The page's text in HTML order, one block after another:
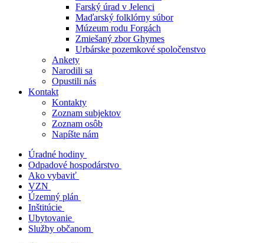
Farský úrad v Jelenci
Maďarský folklórny súbor
Múzeum rodu Forgách
Zmiešaný zbor Ghymes
Urbárske pozemkové spoločenstvo
Ankety
Narodili sa
Opustili nás
Kontakt
Kontakty
Zoznam subjektov
Zoznam osôb
Napíšte nám
Úradné hodiny
Odpadové hospodárstvo
Ako vybaviť
VZN
Územný plán
Inštitúcie
Ubytovanie
Služby občanom